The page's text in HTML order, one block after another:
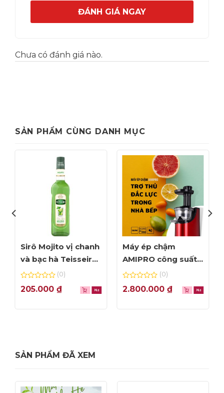
ĐÁNH GIÁ NGAY
Chưa có đánh giá nào.
SẢN PHẨM CÙNG DANH MỤC
Sirô Mojito vị chanh
và bạc hà Teisseire
70cl
0
out
5
(0)
205.000 ₫
Máy ép chậm
AMIPRO công suất
150W – Màu đỏ
0
out
5
(0)
2.800.000 ₫
SẢN PHẨM ĐÃ XEM